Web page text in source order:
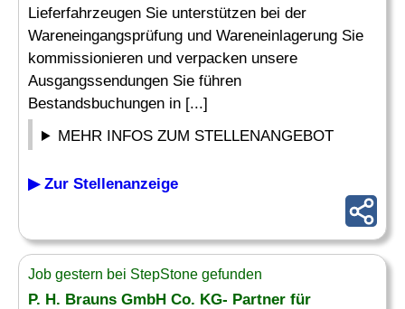
Lieferfahrzeugen Sie unterstützen bei der
Wareneingangsprüfung und Wareneinlagerung Sie
kommissionieren und verpacken unsere
Ausgangssendungen Sie führen
Bestandsbuchungen in [...]
MEHR INFOS ZUM STELLENANGEBOT
▶ Zur Stellenanzeige
Job gestern bei StepStone gefunden
P. H. Brauns GmbH Co. KG- Partner für